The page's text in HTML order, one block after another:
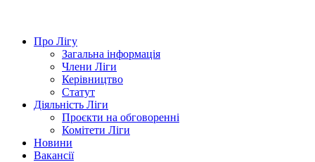
Про Лігу
Загальна інформація
Члени Ліги
Керівництво
Статут
Діяльність Ліги
Проєкти на обговоренні
Комітети Ліги
Новини
Вакансії